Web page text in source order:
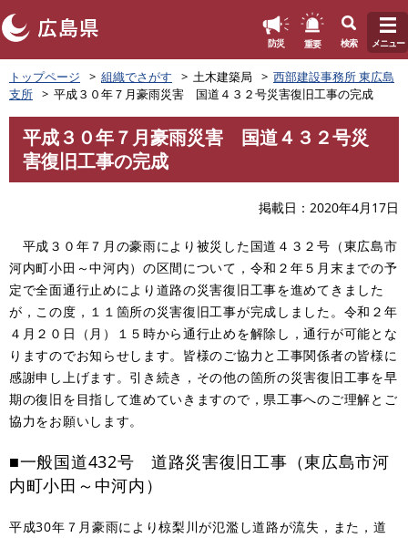
ペ
ー
ジ
の
で
防災 重要 検索 メニュー
トップページ 組織でさがす 土木建築局
西部建設事務所 東広島
支所
平成３０年７月豪雨災害 国道４３２号災害復旧工事の完成
平成３０年７月豪雨災害 国道４３２号災
害復旧工事の完成
掲載日 2020年4月17日
平成３０年７月の豪雨により被災した国道４３２号（東広島市
河内町小田～中河内）の区間について，令和２年５月末までの予
定で全面通行止めにより道路の災害復旧工事を進めてきました
が，この度，１１箇所の災害復旧工事が完成しました。令和２年
４月２０日（月）１５時から通行止めを解除し，通行が可能とな
りますのでお知らせします。皆様のご協力と工事関係者の皆様に
感謝申し上げます。引き続き，その他の箇所の災害復旧工事を早
期の復旧を目指して進めていきますので，県工事へのご理解とご
協力をお願いします。
■一般国道432号 道路災害復旧工事（東広島市河
内町小田～中河内）
平成30年７月豪雨により椋梨川が氾濫し道路が流失，また，道